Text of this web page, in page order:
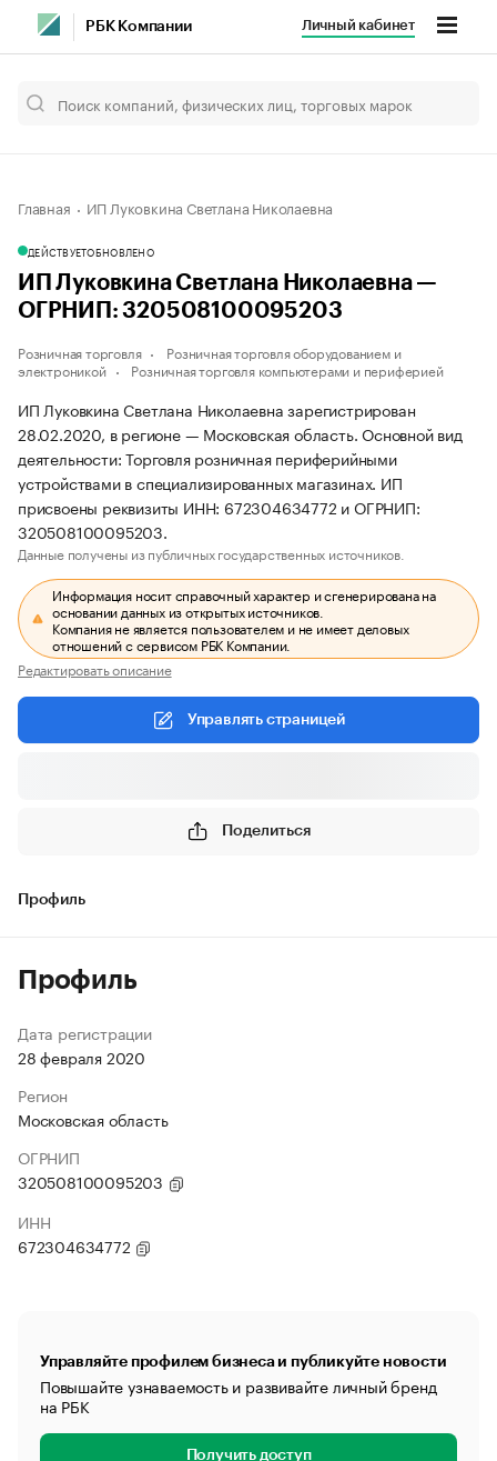
РБК Компании Личный кабинет
Главная ИП Луковкина Светлана Николаевна
ДЕЙСТВУЕТОБНОВЛЕНО
ИП Луковкина Светлана Николаевна —
ОГРНИП: 320508100095203
Розничная торговля
Розничная торговля оборудованием и
электроникой
Розничная торговля компьютерами и периферией
ИП Луковкина Светлана Николаевна зарегистрирован
28.02.2020, в регионе — Московская область. Основной вид
деятельности: Торговля розничная периферийными
устройствами в специализированных магазинах. ИП
присвоены реквизиты ИНН: 672304634772 и ОГРНИП:
320508100095203.
Данные получены из публичных государственных источников.
Информация носит справочный характер и сгенерирована на
основании данных из открытых источников.
Компания не является пользователем и не имеет деловых
отношений с сервисом РБК Компании.
Редактировать описание
Управлять страницей
Поделиться
Профиль
Профиль
Дата регистрации
28 февраля 2020
Регион
Московская область
ОГРНИП
320508100095203
ИНН
672304634772
Управляйте профилем бизнеса и публикуйте новости
Повышайте узнаваемость и развивайте личный бренд
на РБК
Получить доступ